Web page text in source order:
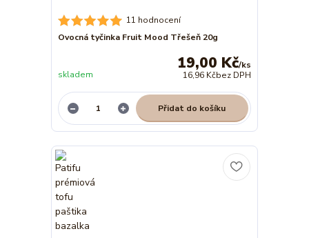
11 hodnocení
Ovocná tyčinka Fruit Mood Třešeň 20g
19,00 Kč/ks
16,96 Kčbez DPH
skladem
Přidat do košíku